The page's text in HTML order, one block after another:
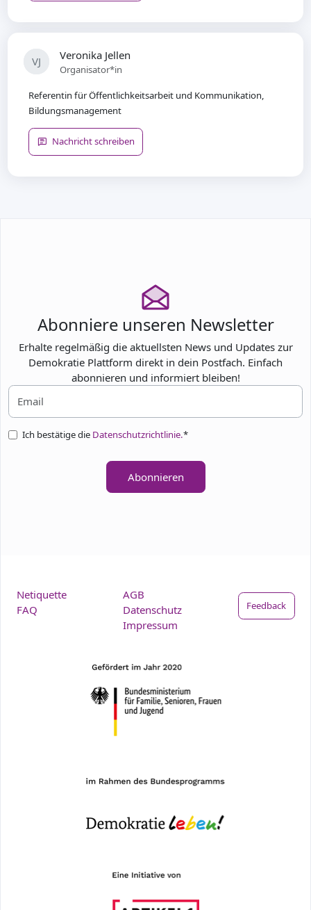
VJ Veronika Jellen
Organisator*in
Referentin für Öffentlichkeitsarbeit und Kommunikation,
Bildungsmanagement
Nachricht schreiben
Abonniere unseren Newsletter
Erhalte regelmäßig die aktuellsten News und Updates zur
Demokratie Plattform direkt in dein Postfach. Einfach
abonnieren und informiert bleiben!
Ich bestätige die Datenschutzrichtlinie.*
Abonnieren
Netiquette
FAQ
AGB
Datenschutz
Impressum
Feedback